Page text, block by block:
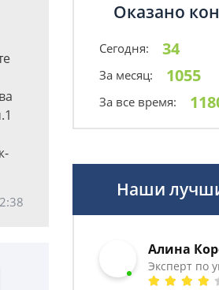
Оказано
Сегодня: 34
За месяц: 1055
За все время:
Наши
Алина
Эксперт по